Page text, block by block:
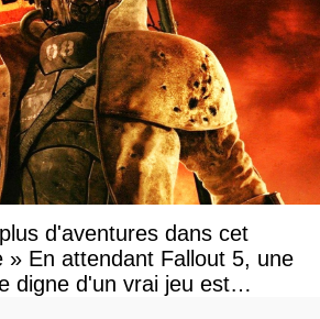
d'aventures dans cet
» En attendant Fallout 5, une
digne d'un vrai jeu est